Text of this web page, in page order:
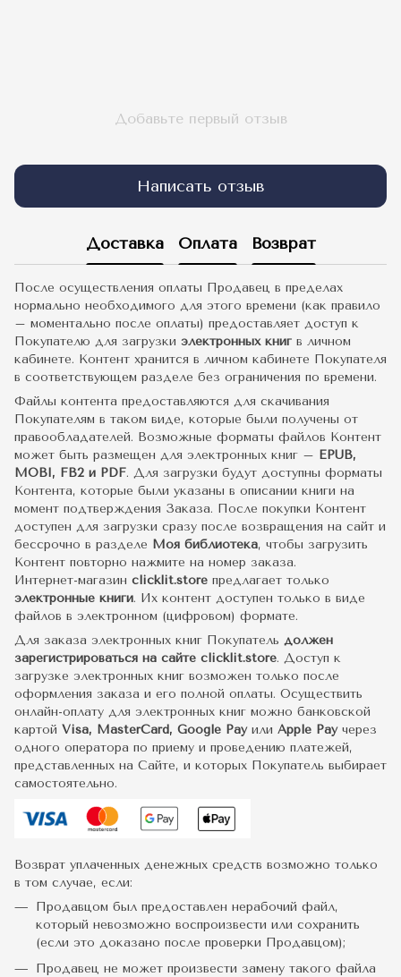
Добавьте первый отзыв
Написать отзыв
Доставка Оплата Возврат
После осуществления оплаты Продавец в пределах
нормально необходимого для этого времени (как правило
– моментально после оплаты) предоставляет доступ к
Покупателю для загрузки электронных книг в личном
кабинете. Контент хранится в личном кабинете Покупателя
в соответствующем разделе без ограничения по времени.
Файлы контента предоставляются для скачивания
Покупателям в таком виде, которые были получены от
правообладателей. Возможные форматы файлов Контент
может быть размещен для электронных книг – EPUB,
MOBI, FB2 и PDF. Для загрузки будут доступны форматы
Контента, которые были указаны в описании книги на
момент подтверждения Заказа. После покупки Контент
доступен для загрузки сразу после возвращения на сайт и
бессрочно в разделе Моя библиотека, чтобы загрузить
Контент повторно нажмите на номер заказа.
Интернет-магазин clicklit.store предлагает только
электронные книги. Их контент доступен только в виде
файлов в электронном (цифровом) формате.
Для заказа электронных книг Покупатель должен
зарегистрироваться на сайте clicklit.store. Доступ к
загрузке электронных книг возможен только после
оформления заказа и его полной оплаты. Осуществить
онлайн-оплату для электронных книг можно банковской
картой Visa, MasterCard, Google Pay или Apple Payчерез
одного оператора по приему и проведению платежей,
представленных на Сайте, и которых Покупатель выбирает
самостоятельно.
Возврат уплаченных денежных средств возможно только
в том случае, если:
Продавцом был предоставлен нерабочий файл,
который невозможно воспроизвести или сохранить
(если это доказано после проверки Продавцом);
Продавец не может произвести замену такого файла